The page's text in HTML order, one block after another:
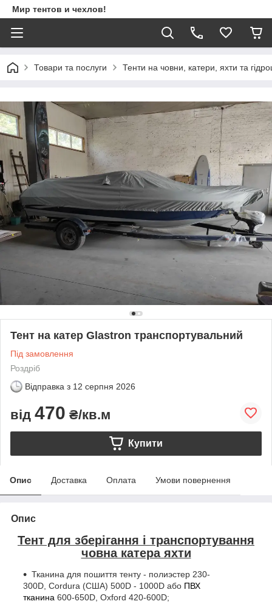
Мир тентов и чехлов!
Товари та послуги Тенти на човни, катери, яхти та
Тент на катер Glastron транспортувальний
Під замовлення
Роздріб
Відправка з 12 серпня 2026
від 470 ₴/кв.м
Купити
Опис Доставка Оплата Умови повернення
Опис
Тент для зберігання і транспортування
човна катера яхти
Тканина для пошиття тенту - полиэстер 230-
300D, Cordura (США) 500D - 1000D або ПВХ
тканина 600-650D, Oxford 420-600D;